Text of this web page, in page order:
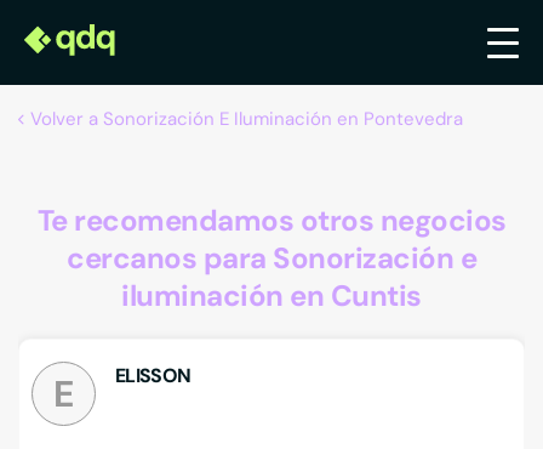
Volver a Sonorización E Iluminación en Pontevedra
Te recomendamos otros negocios
cercanos para Sonorización e
iluminación en Cuntis
E ELISSON